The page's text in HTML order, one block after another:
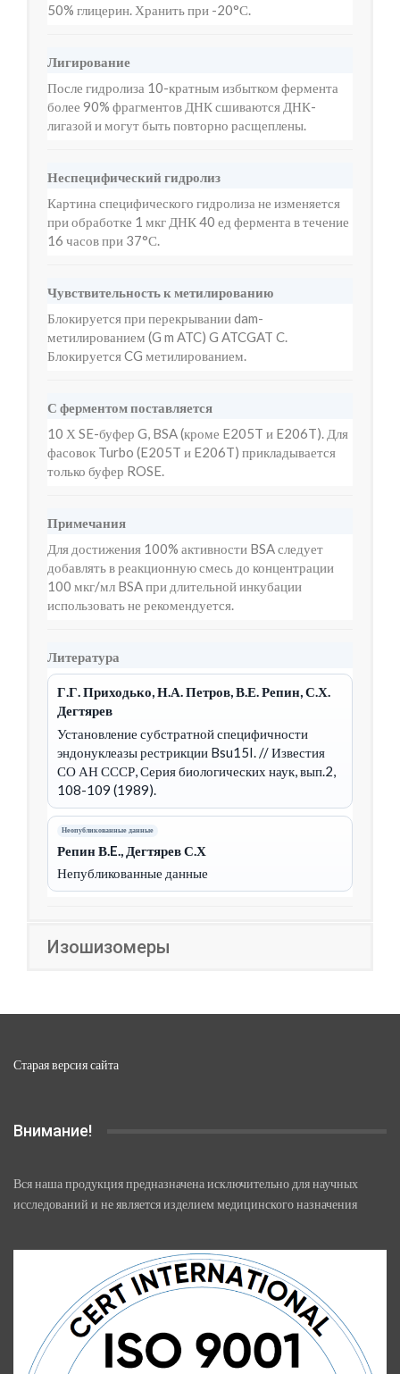
50% глицерин. Хранить при -20°С.
Лигирование
После гидролиза 10-кратным избытком фермента
более 90% фрагментов ДНК сшиваются ДНК-
лигазой и могут быть повторно расщеплены.
Неспецифический гидролиз
Картина специфического гидролиза не изменяется
при обработке 1 мкг ДНК 40 ед фермента в течение
16 часов при 37°С.
Чувствительность к метилированию
Блокируется при перекрывании dam-
метилированием (G m ATC) G ATCGAT C.
Блокируется CG метилированием.
С ферментом поставляется
10 Х SE-буфер G, BSA (кроме E205T и E206T). Для
фасовок Turbo (E205T и E206T) прикладывается
только буфер ROSE.
Примечания
Для достижения 100% активности BSA следует
добавлять в реакционную смесь до концентрации
100 мкг/мл BSA при длительной инкубации
использовать не рекомендуется.
Литература
Г.Г. Приходько, Н.А. Петров, В.Е. Репин, С.Х.
Дегтярев
Установление субстратной специфичности
эндонуклеазы рестрикции Bsu15I. // Известия
СО АН СССР, Серия биологических наук, вып.2,
108-109 (1989).
Неопубликованные данные
Репин В.E., Дегтярев С.Х
Непубликованные данные
Изошизомеры
Старая версия сайта
Внимание!
Вся наша продукция предназначена исключительно для научных
исследований и не является изделием медицинского назначения